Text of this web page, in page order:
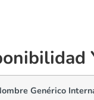
Genérico